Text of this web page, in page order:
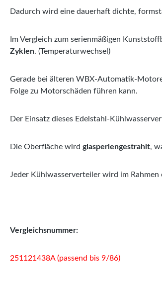
Dadurch wird eine dauerhaft dichte,
Im Vergleich zum serienmäßigen
Zyklen. (Temperaturwechsel)
Gerade bei älteren WBX-Automatik-
Folge zu Motorschäden führen kann.
Der Einsatz dieses Edelstahl-
Die Oberfläche wird glasperlengestrahlt,
Jeder Kühlwasserverteiler wird im Rahmen
Vergleichsnummer:
251121438A (passend bis 9/86)